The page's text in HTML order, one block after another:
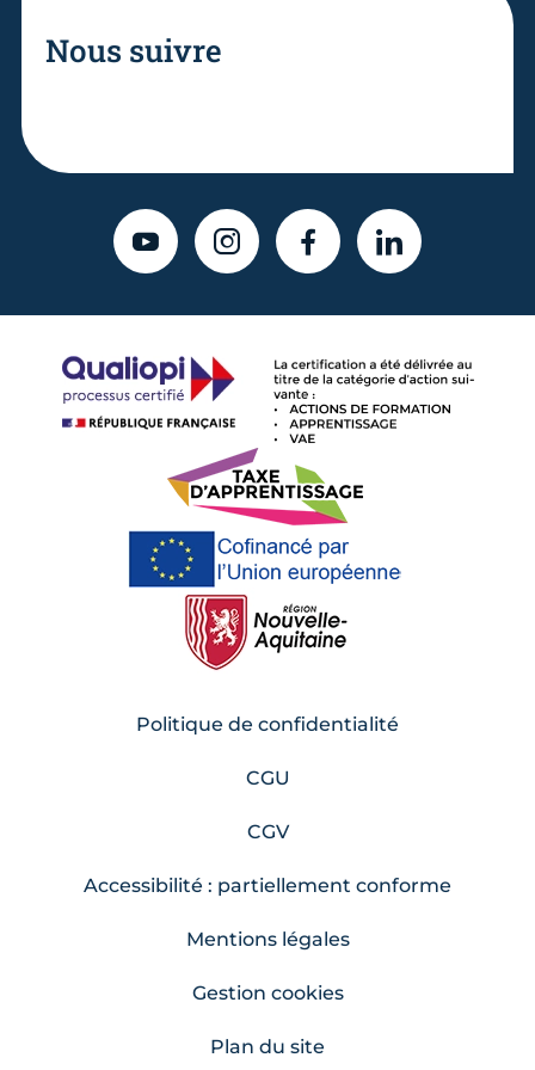
Nous suivre
YOUTUBEINSTAGRAMFACEBOOKLINKEDIN
Politique de confidentialité
CGU
CGV
Accessibilité : partiellement conforme
Mentions légales
Gestion cookies
Plan du site